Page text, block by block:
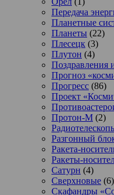
Передача
Планетные
Планеты (22)
Плесецк (3)
Плутон (4)
Поздравления
Прогноз
Прогресс (86)
Проект
Протон-М (2)
Разгонный
Ракета-
Ракеты-
Сатурн (4)
Сверхновые (6)
Скафандры